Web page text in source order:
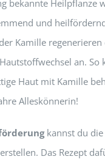
bekannte Heilpflanze
und
Kamille regenerieren
an. So
Haut mit Kamille
Alleskönnerin!
kannst du die
Das Rezept